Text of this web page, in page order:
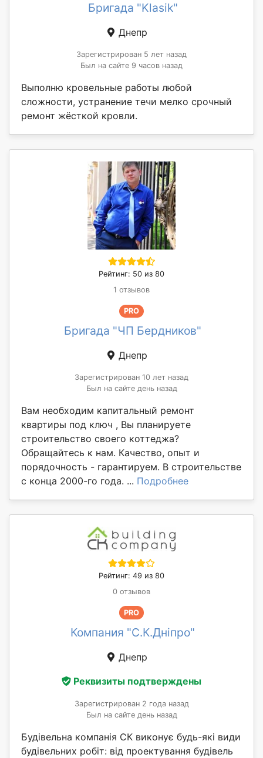
Бригада "Klasik"
Днепр
Зарегистрирован 5 лет назад
Был на сайте 9 часов назад
Выполню кровельные работы любой
сложности, устранение течи мелко срочный
ремонт жёсткой кровли.
Рейтинг: 50 из 80
1 отзывов
PRO
Бригада "ЧП Бердников"
Днепр
Зарегистрирован 10 лет назад
Был на сайте день назад
Вам необходим капитальный ремонт
квартиры под ключ , Вы планируете
строительство своего коттеджа?
Обращайтесь к нам. Качество, опыт и
порядочность - гарантируем. В строительстве
с конца 2000-го года. ... Подробнее
Рейтинг: 49 из 80
0 отзывов
PRO
Компания "С.К.Дніпро"
Днепр
Реквизиты подтверждены
Зарегистрирован 2 года назад
Был на сайте день назад
Будівельна компанія СК виконує будь-які види
будівельних робіт: від проектування будівель